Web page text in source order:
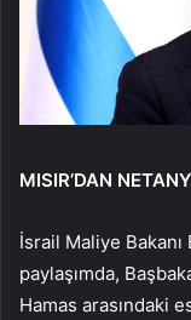
MISIR’DAN
İsrail Maliye Bakanı
paylaşımda,
Hamas arasındaki